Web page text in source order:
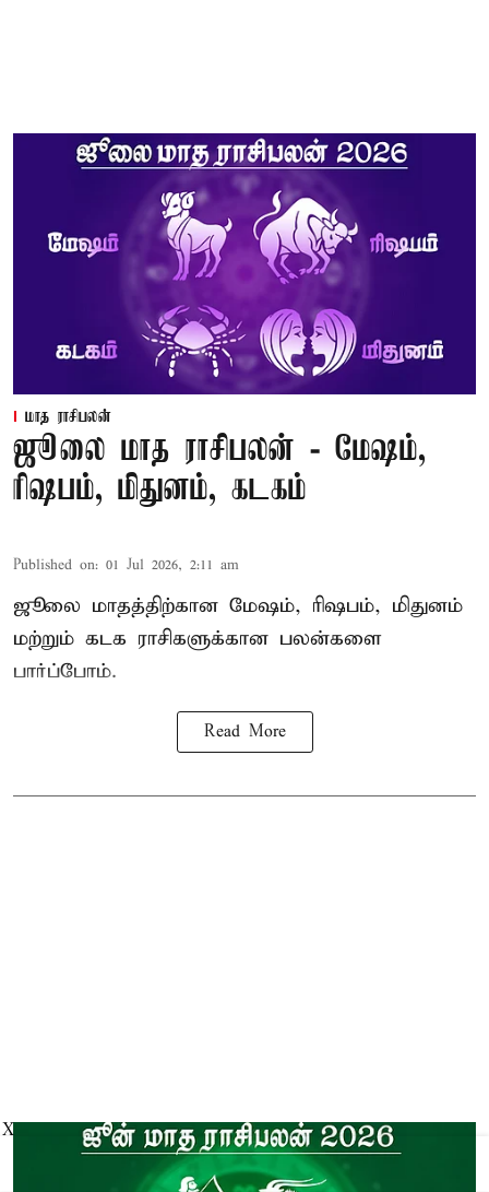
மாத ராசிபலன்
ஜூலை மாத ராசிபலன் - மேஷம்,
ரிஷபம், மிதுனம், கடகம்
Published on: 01 Jul 2026, 2:11 am
ஜூலை மாதத்திற்கான மேஷம், ரிஷபம், மிதுனம்
மற்றும் கடக ராசிகளுக்கான பலன்களை
பார்ப்போம்.
Read More
X